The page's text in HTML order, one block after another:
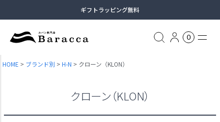
ギフトラッピング無料
全商品送料無料（沖縄・一部離島除く）
0
HOME ブランド別 H-N クローン（KLON）
クローン（KLON）